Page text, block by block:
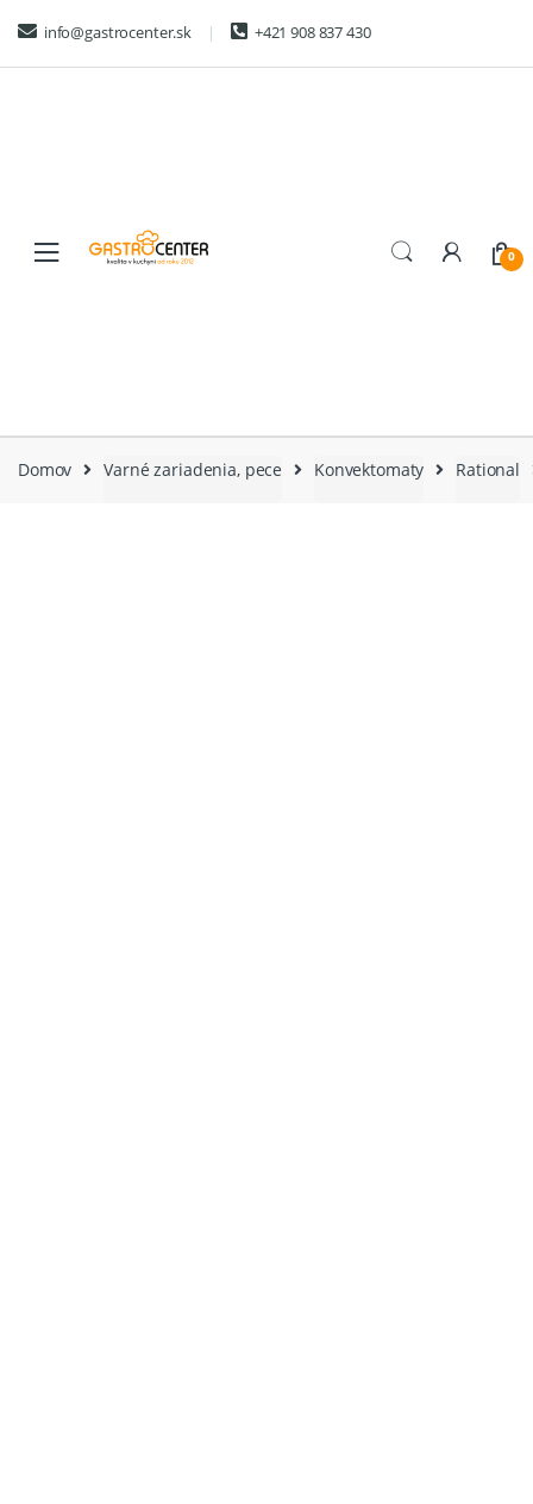
navigation
content
info@gastrocenter.sk +421 908 837 430
0
Domov Varné zariadenia, pece Konvektomaty Rational